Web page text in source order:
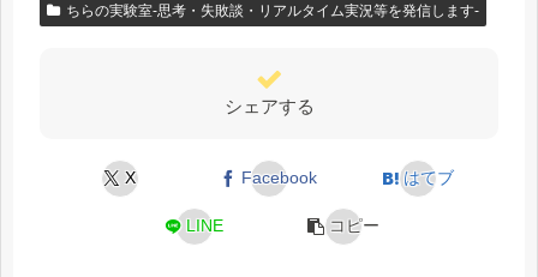
ちらの実験室-思考・失敗談・リアルタイム実況等を発信します-
シェアする
X Facebook はてブ
LINE コピー